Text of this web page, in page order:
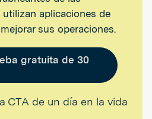
aplicaciones de
sus operaciones.
gratuita de 30